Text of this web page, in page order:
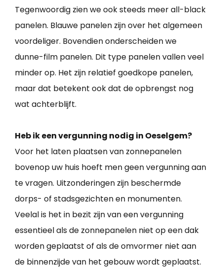
Tegenwoordig zien we ook steeds meer all-black
panelen. Blauwe panelen zijn over het algemeen
voordeliger. Bovendien onderscheiden we
dunne-film panelen. Dit type panelen vallen veel
minder op. Het zijn relatief goedkope panelen,
maar dat betekent ook dat de opbrengst nog
wat achterblijft.
Heb ik een vergunning nodig in Oeselgem?
Voor het laten plaatsen van zonnepanelen
bovenop uw huis hoeft men geen vergunning aan
te vragen. Uitzonderingen zijn beschermde
dorps- of stadsgezichten en monumenten.
Veelal is het in bezit zijn van een vergunning
essentieel als de zonnepanelen niet op een dak
worden geplaatst of als de omvormer niet aan
de binnenzijde van het gebouw wordt geplaatst.